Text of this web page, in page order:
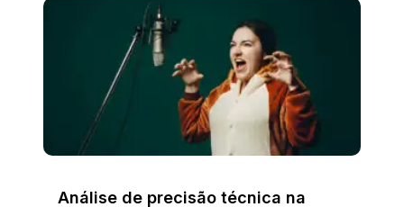
Análise de precisão técnica na